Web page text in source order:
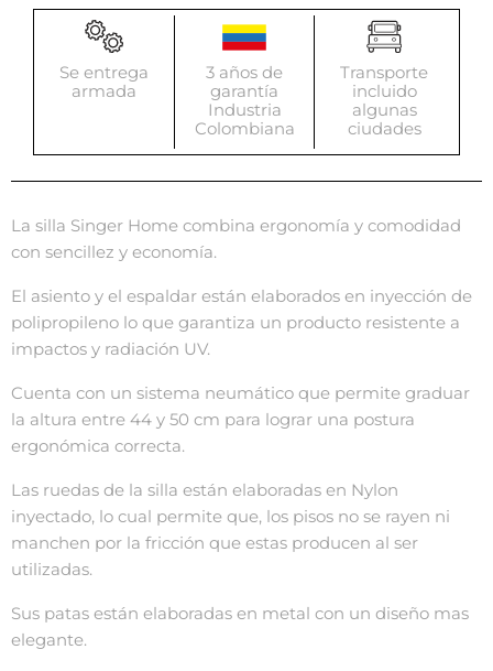
Se entrega
armada
3 años de
garantía
Industria
Colombiana
Transporte
incluido
algunas
ciudades
La silla Singer Home combina ergonomía y comodidad
con sencillez y economía.
El asiento y el espaldar están elaborados en inyección de
polipropileno lo que garantiza un producto resistente a
impactos y radiación UV.
Cuenta con un sistema neumático que permite graduar
la altura entre 44 y 50 cm para lograr una postura
ergonómica correcta.
Las ruedas de la silla están elaboradas en Nylon
inyectado, lo cual permite que, los pisos no se rayen ni
manchen por la fricción que estas producen al ser
utilizadas.
Sus patas están elaboradas en metal con un diseño mas
elegante.